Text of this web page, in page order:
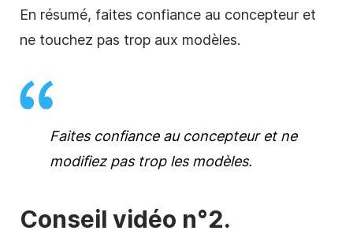
En résumé, faites confiance au concepteur et
ne touchez pas trop aux modèles.
Faites confiance au concepteur et ne
modifiez pas trop les modèles.
Conseil vidéo n°2.